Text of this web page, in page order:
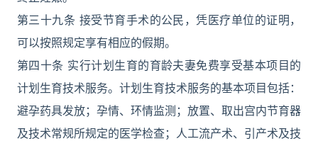
第三十九条 接受节育手术的公民，凭医疗单位的证明，
可以按照规定享有相应的假期。
第四十条 实行计划生育的育龄夫妻免费享受基本项目的
计划生育技术服务。计划生育技术服务的基本项目包括：
避孕药具发放；孕情、环情监测；放置、取出宫内节育器
及技术常规所规定的医学检查；人工流产术、引产术及技